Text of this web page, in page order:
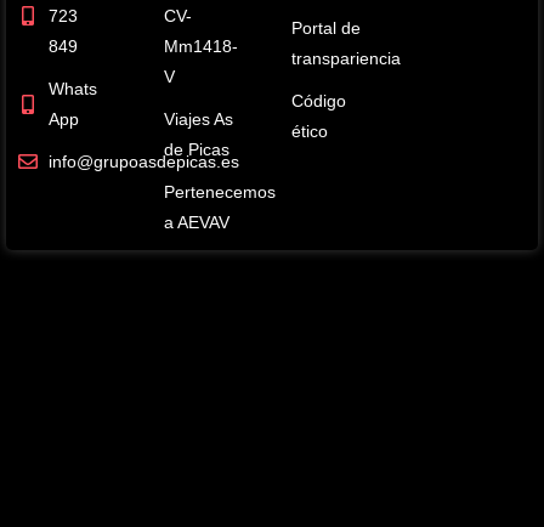
723
849
Whats
App
info@grupoasdepicas.es
CV-
Mm1418-
V
Viajes As
de Picas
Pertenecemos
a AEVAV
Portal de
transpariencia
Código
ético